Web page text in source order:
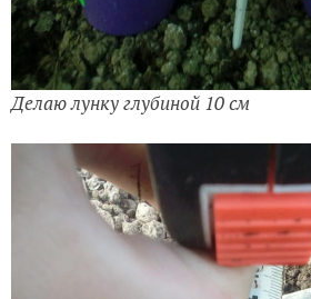
Делаю лунку глубиной 10 см